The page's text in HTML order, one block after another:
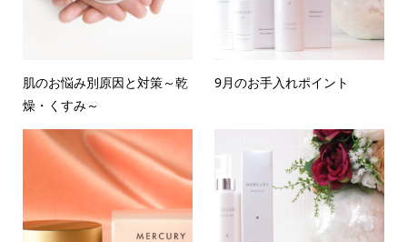
肌のお悩み別原因と対策～乾
燥・くすみ～
9月のお手入れポイント